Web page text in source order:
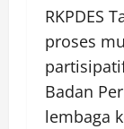
RKPDES
proses
Badan
lembaga